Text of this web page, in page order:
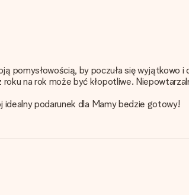
by poczuła się wyjątkowo i
na rok może być kłopotliwe.
podarunek dla Mamy bedzie gotowy!